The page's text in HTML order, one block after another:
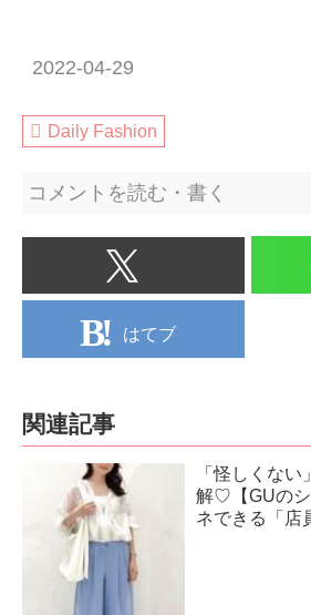
2022-04-29
Daily Fashion
コメントを読む・書く
はてブ
関連記事
「怪しくな
解♡【GUの
ネできる「店